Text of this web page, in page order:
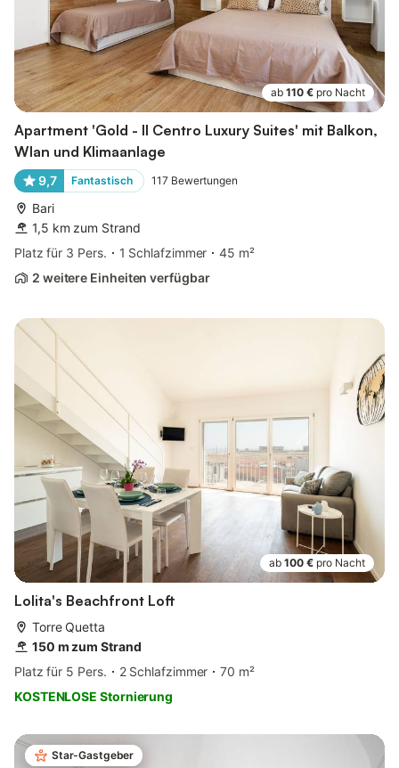
ab 110 € pro Nacht
Apartment 'Gold - Il Centro Luxury Suites' mit Balkon,
Wlan und Klimaanlage
9,7 Fantastisch 117 Bewertungen
Bari
1,5 km zum Strand
Platz für 3 Pers.
1 Schlafzimmer
45 m²
2 weitere Einheiten verfügbar
ab 100 € pro Nacht
Lolita's Beachfront Loft
Torre Quetta
150 m zum Strand
Platz für 5 Pers.
2 Schlafzimmer
70 m²
KOSTENLOSE Stornierung
Star-Gastgeber